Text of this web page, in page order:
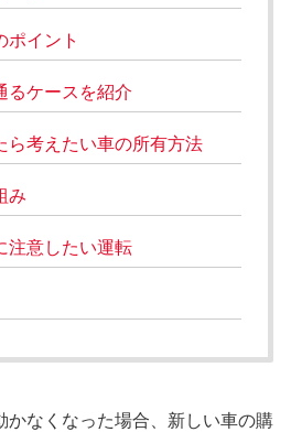
ポイント
るケースを紹介
ら考えたい車の所有方法
み
注意したい運転
かなくなった場合、新しい車の購